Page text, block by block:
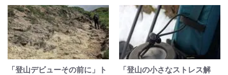
「登山デビューその前に」ト
「登山の小さなストレス解